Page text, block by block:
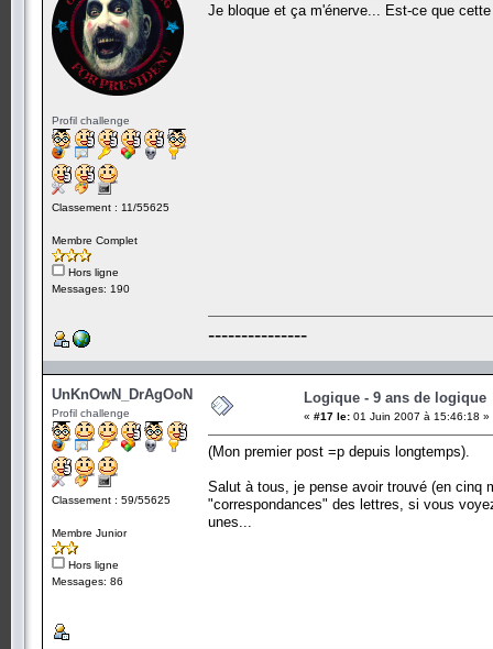
Profil challenge
Classement : 11/55625
Membre Complet
Hors ligne
Messages: 190
Je bloque et ça m'énerve... Est-ce que
---------------
UnKnOwN_DrAgOoN
Profil challenge
Classement : 59/55625
Membre Junior
Hors ligne
Messages: 86
Logique - 9 ans de logique
« #17 le: 01 Juin 2007 à 15:46:18 »
(Mon premier post =p depuis longtemps).
Salut à tous, je pense avoir trouvé (en cinq
"correspondances" des lettres, si vous
unes...